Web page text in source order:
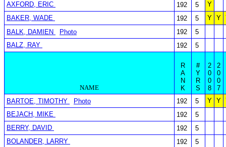
AXFORD, ERIC
192 5
Y
BAKER, WADE
192 5 Y Y
BALK, DAMIEN
Photo 192
5
BALZ, RAY
192 5
NAME
R
A
N
K
#
Y
R
S
2
0
0
8
2
0
0
7
BARTOE, TIMOTHY
Photo 192 5 Y Y
BEJACH, MIKE
192
5
BERRY, DAVID
192
5
BOLANDER, LARRY
192
5